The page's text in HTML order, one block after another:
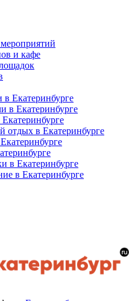
и кафе
в Екатеринбурге
в Екатеринбурге
отдых в Екатеринбурге
в Екатеринбурге
в Екатеринбурге